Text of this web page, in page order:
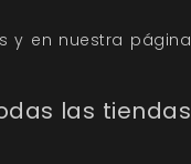
y en nuestra página
las tiendas